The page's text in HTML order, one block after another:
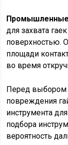
Промышленные
для захвата
поверхностью.
площади
во время
Перед выбором
повреждения
инструмента
подбора
вероятность